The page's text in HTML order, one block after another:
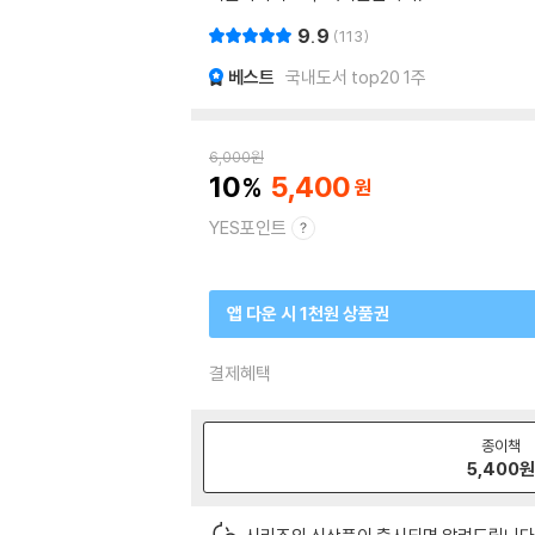
9.9 113
베스트 국내도서 top20 1주
6,000원
10 5,400
YES포인트
앱 다운 시 1천원 상품권
결제혜택
종이책
5,400원